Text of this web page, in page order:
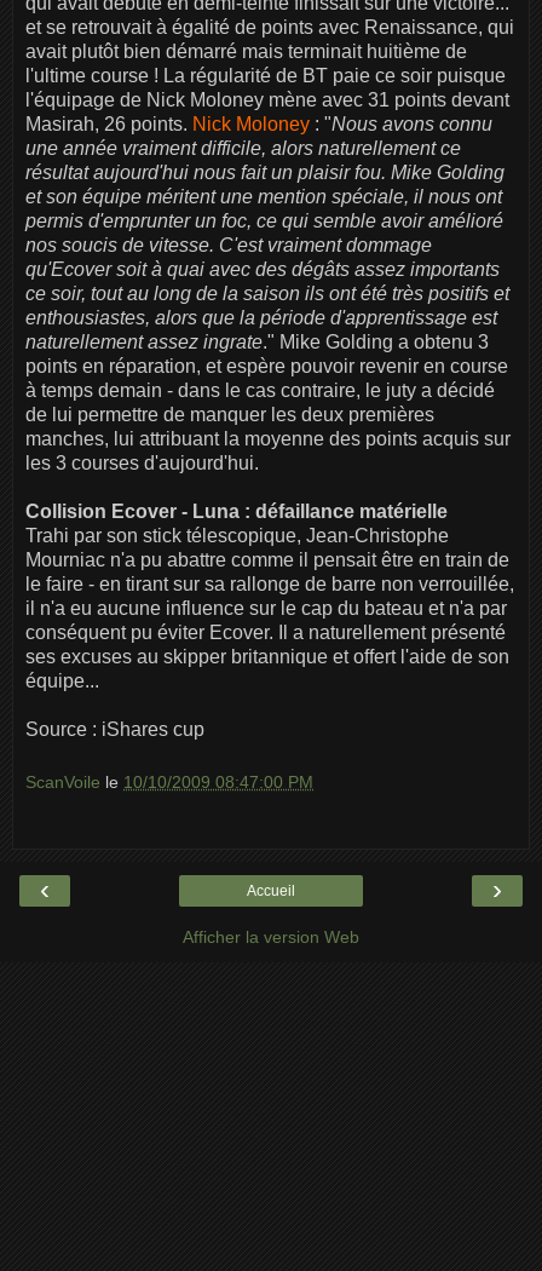
et se retrouvait à égalité de points avec Renaissance, qui
avait plutôt bien démarré mais terminait huitième de
l'ultime course ! La régularité de BT paie ce soir puisque
l'équipage de Nick Moloney mène avec 31 points devant
Masirah, 26 points. Nick Moloney : "Nous avons connu
une année vraiment difficile, alors naturellement ce
résultat aujourd'hui nous fait un plaisir fou. Mike Golding
et son équipe méritent une mention spéciale, il nous ont
permis d'emprunter un foc, ce qui semble avoir amélioré
nos soucis de vitesse. C'est vraiment dommage
qu'Ecover soit à quai avec des dégâts assez importants
ce soir, tout au long de la saison ils ont été très positifs et
enthousiastes, alors que la période d'apprentissage est
naturellement assez ingrate." Mike Golding a obtenu 3
points en réparation, et espère pouvoir revenir en course
à temps demain - dans le cas contraire, le juty a décidé
de lui permettre de manquer les deux premières
manches, lui attribuant la moyenne des points acquis sur
les 3 courses d'aujourd'hui.
Collision Ecover - Luna : défaillance matérielle
Trahi par son stick télescopique, Jean-Christophe
Mourniac n'a pu abattre comme il pensait être en train de
le faire - en tirant sur sa rallonge de barre non verrouillée,
il n'a eu aucune influence sur le cap du bateau et n'a par
conséquent pu éviter Ecover. Il a naturellement présenté
ses excuses au skipper britannique et offert l'aide de son
équipe...
Source : iShares cup
ScanVoile le 10/10/2009 08:47:00 PM
‹ ›
Accueil
Afficher la version Web